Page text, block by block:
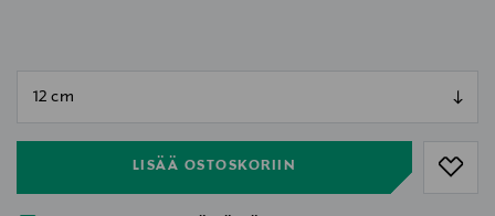
LISÄÄ OSTOSKORIIN